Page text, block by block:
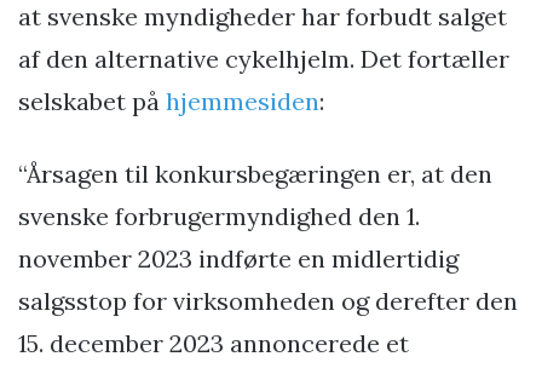
at svenske myndigheder har forbudt salget
af den alternative cykelhjelm. Det fortæller
selskabet på hjemmesiden:
“Årsagen til konkursbegæringen er, at den
svenske forbrugermyndighed den 1.
november 2023 indførte en midlertidig
salgsstop for virksomheden og derefter den
15. december 2023 annoncerede et